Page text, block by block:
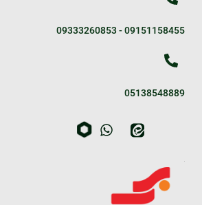
09151158455
-
09333260853
05138548889